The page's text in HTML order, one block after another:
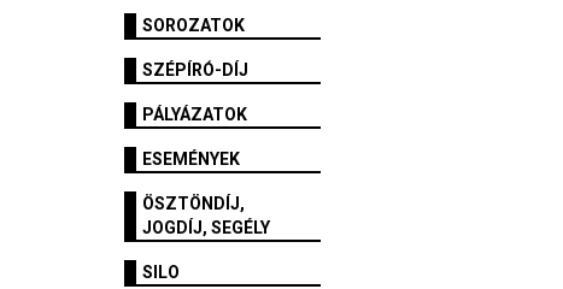
SOROZATOK
SZÉPÍRÓ-DÍJ
PÁLYÁZATOK
ESEMÉNYEK
ÖSZTÖNDÍJ,
JOGDÍJ, SEGÉLY
SILO